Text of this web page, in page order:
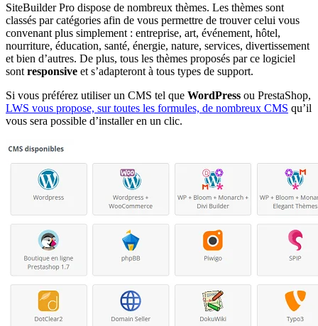
SiteBuilder Pro dispose de nombreux thèmes. Les thèmes sont
classés par catégories afin de vous permettre de trouver celui vous
convenant plus simplement : entreprise, art, événement, hôtel,
nourriture, éducation, santé, énergie, nature, services, divertissement
et bien d’autres. De plus, tous les thèmes proposés par ce logiciel
sont responsive et s’adapteront à tous types de support.
Si vous préférez utiliser un CMS tel que WordPress ou PrestaShop,
LWS vous propose, sur toutes les formules, de nombreux CMS qu’il
vous sera possible d’installer en un clic.